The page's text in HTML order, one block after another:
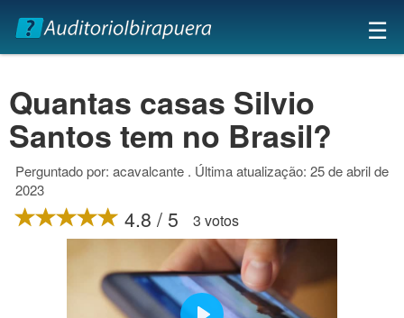
×
☰
Quantas casas Silvio
Santos tem no Brasil?
Perguntado por: acavalcante . Última atualização: 25 de abril de
2023
4.8 / 5 3 votos